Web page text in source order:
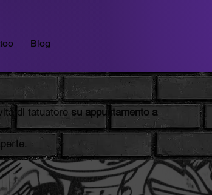
Blog
di tatuatore su appuntamento a